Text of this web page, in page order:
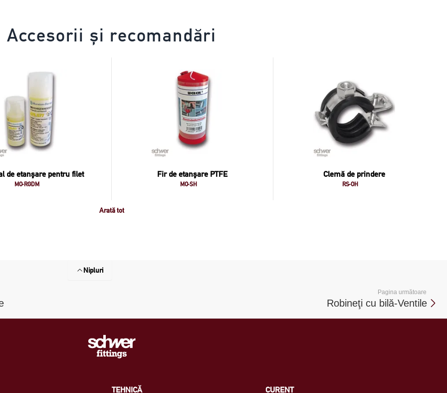
Accesorii și recomandări
de etanşare pentru filet
MO-RGDM
Fir de etanşare PTFE
MO-SH
Clemă de prindere
RS-OH
Arată tot
Nipluri
Pagina următoare
Robineţi cu bilă-Ventile
TEHNICĂ CURENT